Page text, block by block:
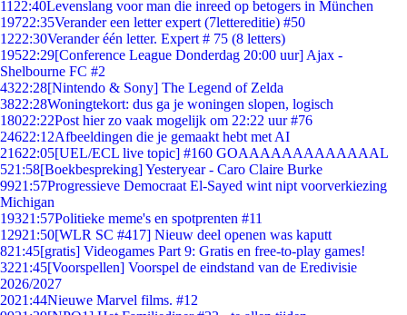
11 22:40Levenslang voor man die inreed op betogers in München
19722:35Verander een letter expert (7lettereditie) #50
1222:30Verander één letter. Expert # 75 (8 letters)
19522:29[Conference League Donderdag 20:00 uur] Ajax -
Shelbourne FC #2
4322:28[Nintendo & Sony] The Legend of Zelda
3822:28Woningtekort: dus ga je woningen slopen, logisch
18022:22Post hier zo vaak mogelijk om 22:22 uur #76
24622:12Afbeeldingen die je gemaakt hebt met AI
21622:05[UEL/ECL live topic] #160 GOAAAAAAAAAAAAAL
521:58[Boekbespreking] Yesteryear - Caro Claire Burke
9921:57Progressieve Democraat El-Sayed wint nipt voorverkiezing
Michigan
19321:57Politieke meme's en spotprenten #11
12921:50[WLR SC #417] Nieuw deel openen was kaputt
821:45[gratis] Videogames Part 9: Gratis en free-to-play games!
3221:45[Voorspellen] Voorspel de eindstand van de Eredivisie
2026/2027
2021:44Nieuwe Marvel films. #12